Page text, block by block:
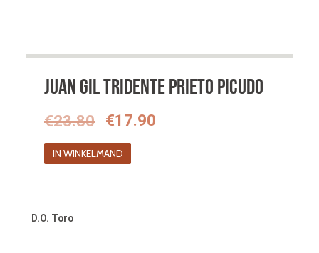
Juan Gil Tridente Prieto Picudo
€23.80
Oorspronkelijke
prijs
was:
€17.90
IN WINKELMAND
D.O. Toro